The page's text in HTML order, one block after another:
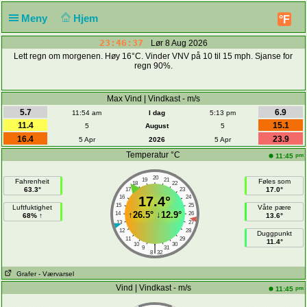
Meny Hjem °F
23:46:37
Lør 8 Aug 2026
Lett regn om morgenen. Høy 16°C. Vinder VNV på 10 til 15 mph. Sjanse for
regn 90%.
Max Vind | Vindkast - m/s
5.7
11:54 am I dag 5:13 pm
6.9
11.4
5 August 5
15.1
16.4
5 Apr 2026 5 Apr
23.9
Temperatur °C
11:45 pm
Fahrenheit
63.3°
Luftfuktighet
68% ↑
20
19 21
18
22
17
23
16
24
15
25
14
26
13
27
12
28
11
29
10
30
9 31
|
8 32
17.4°
↑26.5°↓12.9°
Føles som
17.0°
Våte pære
13.6°
Duggpunkt
11.4°
Grafer - Værvarsel
Vind | Vindkast - m/s 11:45 pm